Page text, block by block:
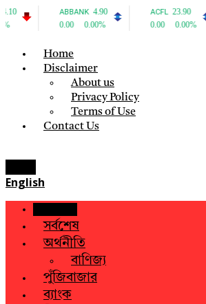
Home
Disclaimer
About us
Privacy Policy
Terms of Use
Contact Us
English
সর্বশেষ
অর্থনীতি
বাণিজ্য
পুঁজিবাজার
ব্যাংক